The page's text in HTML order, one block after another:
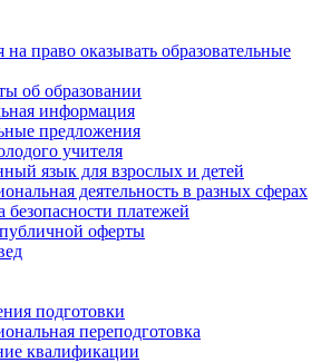
на право оказывать образовательные
об образовании
информация
предложения
учителя
язык для взрослых и детей
деятельность в разных сферах
безопасности платежей
оферты
подготовки
переподготовка
квалификации